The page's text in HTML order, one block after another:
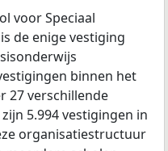
voor Speciaal
de enige vestiging
binnen het
27 verschillende
5.994 vestigingen in
organisatiestructuur